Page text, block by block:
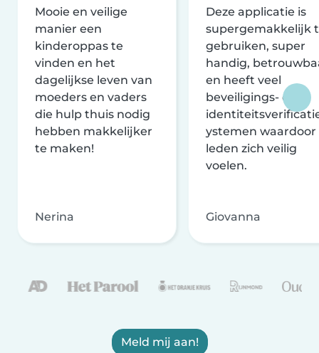
Mooie en veilige
manier een
kinderoppas te
vinden en het
dagelijkse leven van
moeders en vaders
die hulp thuis nodig
hebben makkelijker
te maken!
Nerina
Deze applicatie is
supergemakkelijk
gebruiken, super
handig,
en heeft veel
beveiligings- en
ystemen waardoor
leden zich veilig
voelen.
Giovanna
Meld mij aan!